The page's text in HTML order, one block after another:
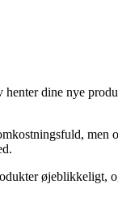
dine nye
men
øjeblikkeligt,